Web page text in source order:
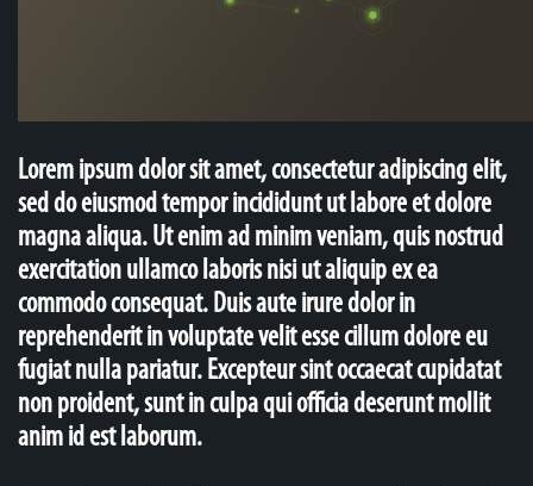
Lorem ipsum dolor sit amet, consectetur adipiscing elit,
sed do eiusmod tempor incididunt ut labore et dolore
magna aliqua. Ut enim ad minim veniam, quis nostrud
exercitation ullamco laboris nisi ut aliquip ex ea
commodo consequat. Duis aute irure dolor in
reprehenderit in voluptate velit esse cillum dolore eu
fugiat nulla pariatur. Excepteur sint occaecat cupidatat
non proident, sunt in culpa qui officia deserunt mollit
anim id est laborum.